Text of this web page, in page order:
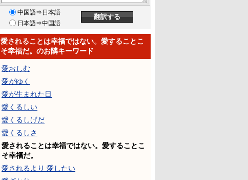
中国語⇒日本語
日本語⇒中国語
愛されることは幸福ではない。愛することこ
そ幸福だ。のお隣キーワード
愛おしむ
愛がゆく
愛が生まれた日
愛くるしい
愛くるしげだ
愛くるしさ
愛されることは幸福ではない。愛することこ
そ幸福だ。
愛されるより 愛したい